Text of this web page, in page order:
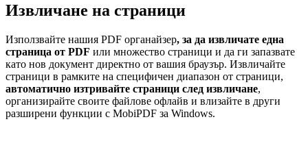
Извличане на страници
Използвайте нашия PDF органайзер, за да извличате една
страница от PDF или множество страници и да ги запазвате
като нов документ директно от вашия браузър. Извличайте
страници в рамките на специфичен диапазон от страници,
автоматично изтривайте страници след извличане,
организирайте своите файлове офлайв и влизайте в други
разширени функции с MobiPDF за Windows.